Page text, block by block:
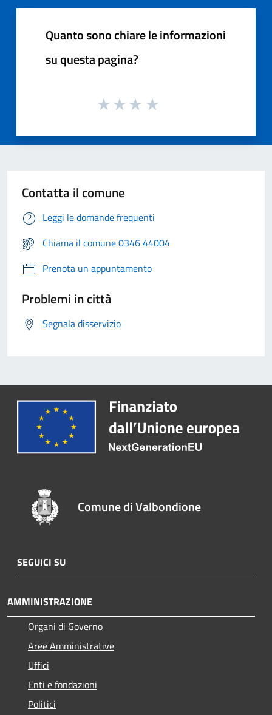
Quanto sono chiare le informazioni
su questa pagina?
Contatta il comune
Leggi le domande frequenti
Chiama il comune 0346 44004
Prenota un appuntamento
Problemi in città
Segnala disservizio
Comune di Valbondione
SEGUICI SU
AMMINISTRAZIONE
Organi di Governo
Aree Amministrative
Uffici
Enti e fondazioni
Politici